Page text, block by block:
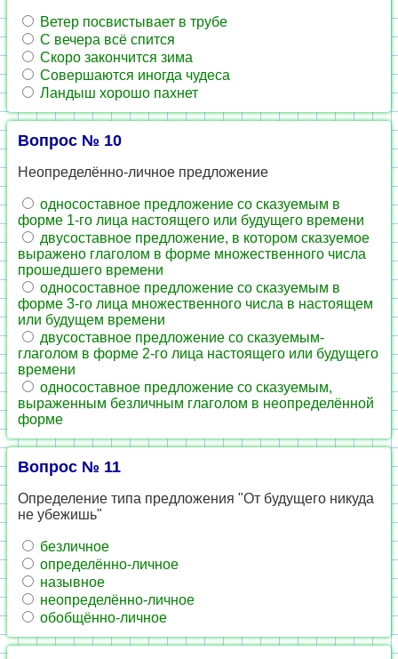
Ветер посвистывает в трубе
С вечера всё спится
Скоро закончится зима
Совершаются иногда чудеса
Ландыш хорошо пахнет
Вопрос № 10
Неопределённо-личное предложение
односоставное предложение со сказуемым в
форме 1-го лица настоящего или будущего времени
двусоставное предложение, в котором сказуемое
выражено глаголом в форме множественного числа
прошедшего времени
односоставное предложение со сказуемым в
форме 3-го лица множественного числа в настоящем
или будущем времени
двусоставное предложение со сказуемым-
глаголом в форме 2-го лица настоящего или будущего
времени
односоставное предложение со сказуемым,
выраженным безличным глаголом в неопределённой
форме
Вопрос № 11
Определение типа предложения "От будущего никуда
не убежишь"
безличное
определённо-личное
назывное
неопределённо-личное
обобщённо-личное